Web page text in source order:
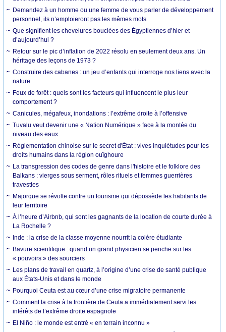
Demandez à un homme ou une femme de vous parler de développement
personnel, ils n’emploieront pas les mêmes mots
Que signifient les chevelures bouclées des Égyptiennes d’hier et
d’aujourd’hui ?
Retour sur le pic d’inflation de 2022 résolu en seulement deux ans. Un
héritage des leçons de 1973 ?
Construire des cabanes : un jeu d’enfants qui interroge nos liens avec la
nature
Feux de forêt : quels sont les facteurs qui influencent le plus leur
comportement ?
Canicules, mégafeux, inondations : l’extrême droite à l’offensive
Tuvalu veut devenir une « Nation Numérique » face à la montée du
niveau des eaux
Réglementation chinoise sur le secret d'État : vives inquiétudes pour les
droits humains dans la région ouïghoure
La transgression des codes de genre dans l'histoire et le folklore des
Balkans : vierges sous serment, rôles rituels et femmes guerrières
travesties
Majorque se révolte contre un tourisme qui dépossède les habitants de
leur territoire
À l’heure d’Airbnb, qui sont les gagnants de la location de courte durée à
La Rochelle ?
Inde : la crise de la classe moyenne nourrit la colère étudiante
Bavure scientifique : quand un grand physicien se penche sur les
« pouvoirs » des sourciers
Les plans de travail en quartz, à l’origine d’une crise de santé publique
aux États-Unis et dans le monde
Pourquoi Ceuta est au cœur d’une crise migratoire permanente
Comment la crise à la frontière de Ceuta a immédiatement servi les
intérêts de l’extrême droite espagnole
El Niño : le monde est entré « en terrain inconnu »